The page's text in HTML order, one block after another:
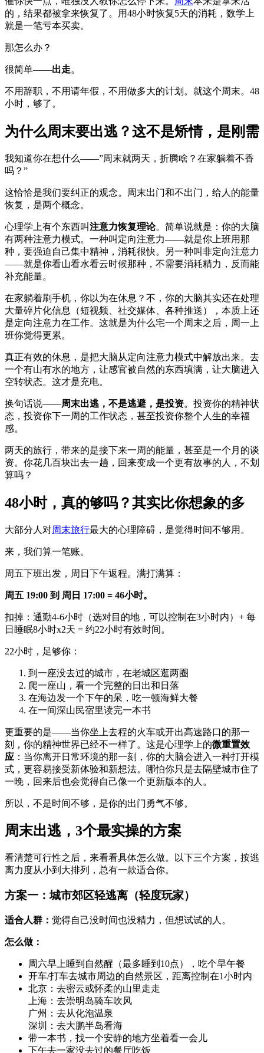
的，结果都被拿来恢复了。用48小时恢复5天的消耗，数学上
就是一笔亏本买卖。
那怎么办？
很简单——出走。
不用辞职，不用请年假，不用做多大的计划。就这个周末。48
小时，够了。
为什么周末要出逃？这不是矫情，是刚需
我知道你在想什么——”周末就两天，折腾啥？在家躺着不香
吗？”
这恰恰是我们要纠正的观念。周末出门和不出门，给人的能量
恢复，是两个概念。
心理学上有个东西叫注意力恢复理论。简单说就是：你的大脑
有两种注意力模式。一种叫定向注意力——就是你上班用那
种，要强迫自己集中精神，消耗很快。另一种叫非定向注意力
——就是你看山看水看云时候那种，不需要消耗精力，反而能
补充能量。
在家躺着刷手机，你以为在休息？不，你的大脑其实还在处理
大量碎片化信息（短视频、社交媒体、各种推送），本质上还
是定向注意力在工作。这就是为什么宅一个周末之后，周一上
班你觉得更累。
真正有效的休息，是把大脑从定向注意力模式中解放出来。去
一个有山有水的地方，让感官被自然的东西填满，让大脑进入
空转状态。这才是充电。
换句话说——周末出逃，不是逃避，是投资。投资你的精神状
态，投资你下一周的工作状态，甚至投资你整个人生的幸福
感。
两天的旅行，带来的是接下来一周的能量，甚至是一个月的谈
资。你花几百块出去一趟，回来变成一个更有故事的人，不划
算吗？
48小时，真的够吗？其实比你想象的多
大部分人对周末旅行最大的心理障碍，是觉得时间不够用。
来，我们算一笔账。
周五下班出发，周日下午返程。满打满算：
周五 19:00 到 周日 17:00 = 46小时。
扣掉：通勤4-6小时（选对目的地，可以控制在3小时内）+ 每
日睡眠8小时x2天 = 约22小时有效时间。
22小时，足够你：
到一座没去过的城市，在老城区逛两圈
爬一座山，看一个完整的日出和日落
在海边发一个下午的呆，吃一顿海鲜大餐
在一间深山民宿里读完一本书
更重要的是——当你坐上去程的火车或开出高速路口的那一
刻，你的精神世界已经不一样了。这是心理学上的微重置效
应 ：当你离开日常环境的那一刻，你的大脑会进入一种打开模
式，更容易接受新体验和新想法。哪怕你只是去隔壁城市住了
一晚，回来后也会觉得自己像一个更新版本的人。
所以，不是时间不够，是你的出门勇气不够。
周末出逃，3个最实操的方案
看清楚可行性之后，来看看具体怎么做。以下三个方案，按逃
离力度从小到大排列，总有一款适合你。
方案一：城市郊区轻逃离（轻度玩家）
适合人群： 觉得自己没时间也没精力，但想试试的人。
怎么做：
周六早上睡到自然醒（最多睡到10点），吃个早午餐
开车/打车去城市周边的自然景区，距离控制在1小时内
北京：去密云或怀柔的山里走走
上海：去崇明岛骑车吹风
广州：去从化泡温泉
深圳：去大鹏半岛看海
带一本书，找一个安静的地方坐着看一会儿
下午去一家没去过的餐厅吃饭